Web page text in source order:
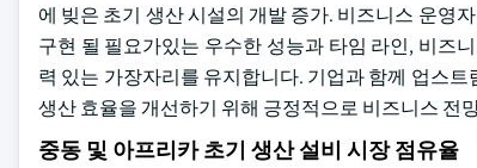
에 빚은 초기 생산 시설의 개발 증가. 비즈니스 운영
구현 될 필요가있는 우수한 성능과 타임 라인, 비즈
력 있는 가장자리를 유지합니다. 기업과 함께 업스
생산 효율을 개선하기 위해 긍정적으로 비즈니스 전
중동 및 아프리카 초기 생산 설비 시장 점유율